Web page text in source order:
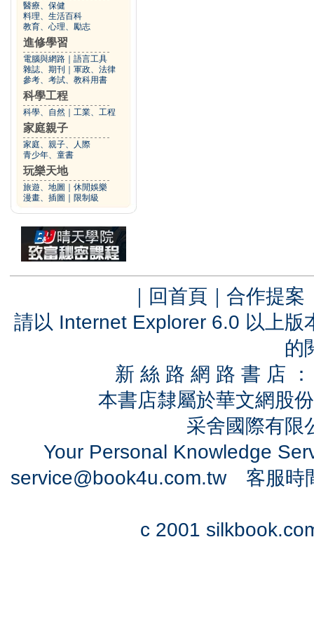
醫療、保健
料理、生活百科
教育、心理、勵志
進修學習
電腦與網路
語言工具
雜誌、期刊
軍政、法律
參考、考試、教科用書
科學工程
科學、自然 工業、工程
家庭親子
家庭、親子、人際
青少年、童書
玩樂天地
旅遊、地圖
休閒娛樂
漫畫、插圖
限制級
｜ 回首頁 ｜ 合作提案
請以 Internet Explorer 6.0 以上
的
新 絲 路 網 路 書 店
本書店隸屬於華文網股
采舍國際有
Your Personal Knowledge
service@book4u.com.tw客服時
c 2001